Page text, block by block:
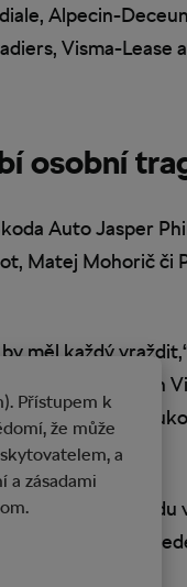
Alpecin-
Visma-Lease
osobní
Auto Jasper
Matej Mohorič či
měl každý
formace Bahrain
ho plně v
Přístupem k
že může
a
a zásadami
adeptem rekordu
po